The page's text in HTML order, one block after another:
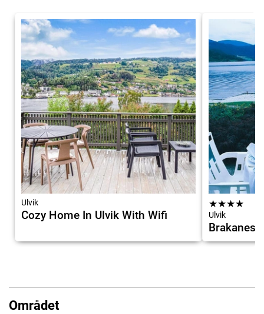
Ulvik
Cozy Home In Ulvik With Wifi
★★★★
Ulvik
Brakanes
Området